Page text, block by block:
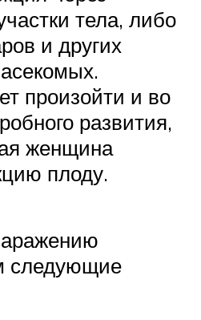
тела, либо
и других
произойти и во
развития,
женщина
плоду.
следующие